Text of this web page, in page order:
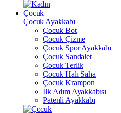
Çocuk
Çocuk Ayakkabı
Çocuk Bot
Çocuk Çizme
Çocuk Spor Ayakkabı
Çocuk Sandalet
Çocuk Terlik
Çocuk Halı Saha
Çocuk Krampon
İlk Adım Ayakkabısı
Patenli Ayakkabı